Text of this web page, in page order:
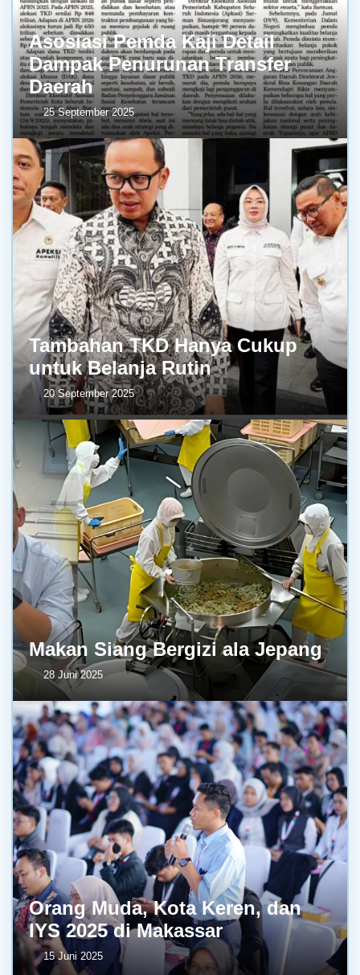
Asosiasi Pemda Kaji Detail
Dampak Penurunan Transfer
Daerah
25 September 2025
Tambahan TKD Hanya Cukup
untuk Belanja Rutin
20 September 2025
Makan Siang Bergizi ala Jepang
28 Juni 2025
Orang Muda, Kota Keren, dan
IYS 2025 di Makassar
15 Juni 2025